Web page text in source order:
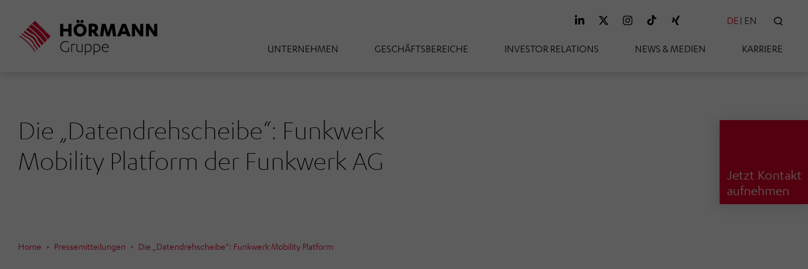
Inhalt
UNTERNEHMEN GESCHÄFTSBEREICHE INVESTOR RELATIONS NEWS & MEDIEN KARRIERE
DE EN
Jetzt Kontakt
aufnehmen
Die „Datendrehscheibe“: Funkwerk
Mobility Platform der Funkwerk AG
Home Pressemitteilungen Die „Datendrehscheibe“: Funkwerk Mobility Platform